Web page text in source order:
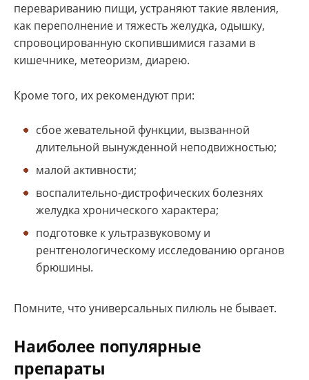
перевариванию пищи, устраняют такие явления,
как переполнение и тяжесть желудка, одышку,
спровоцированную скопившимися газами в
кишечнике, метеоризм, диарею.
Кроме того, их рекомендуют при:
сбое жевательной функции, вызванной
длительной вынужденной неподвижностью;
малой активности;
воспалительно-дистрофических болезнях
желудка хронического характера;
подготовке к ультразвуковому и
рентгенологическому исследованию органов
брюшины.
Помните, что универсальных пилюль не бывает.
Наиболее популярные
препараты